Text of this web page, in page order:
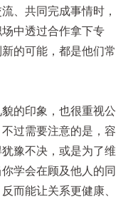
、共同完成事情时，
中透过合作拿下专
的可能，都是他们常
的印象，也很重视公
过需要注意的是，容
豫不决，或是为了维
学会在顾及他人的同
而能让关系更健康、